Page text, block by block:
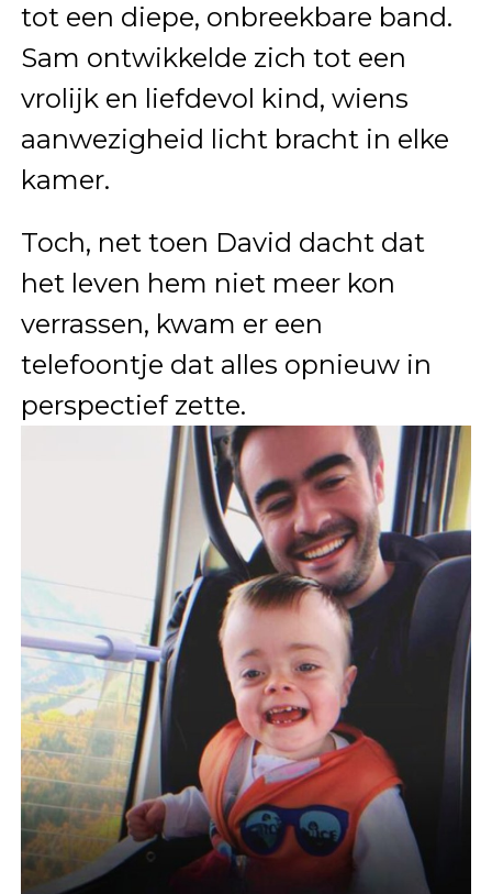
tot een diepe, onbreekbare band.
Sam ontwikkelde zich tot een
vrolijk en liefdevol kind, wiens
aanwezigheid licht bracht in elke
kamer.
Toch, net toen David dacht dat
het leven hem niet meer kon
verrassen, kwam er een
telefoontje dat alles opnieuw in
perspectief zette.